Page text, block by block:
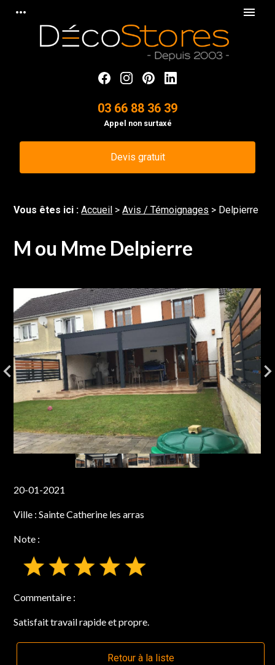
more_horiz menu
03 66 88 36 39
Appel non surtaxé
Devis gratuit
Vous êtes ici :Accueil >Avis / Témoignages > Delpierre
M ou Mme Delpierre
20-01-2021
Ville :Sainte Catherine les arras
Note :
Commentaire :
Satisfait travail rapide et propre.
Retour à la liste